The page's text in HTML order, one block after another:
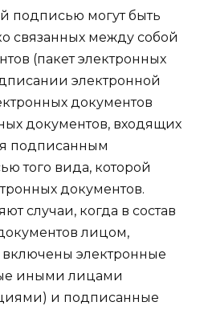
подписью могут быть
связанных между собой
(пакет электронных
электронной
документов
документов, входящих
подписанным
того вида, которой
документов.
случаи, когда в состав
лицом,
электронные
иными лицами
и подписанные